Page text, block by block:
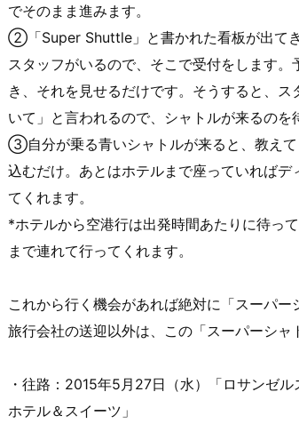
でそのまま進みます。
②「Super Shuttle」と書かれた看板が出て
スタッフがいるので、そこで受付をします
き、それを見せるだけです。そうすると、
いて」と言われるので、シャトルが来るのを
③自分が乗る青いシャトルが来ると、教えて
込むだけ。あとはホテルまで座っていれば
てくれます。
*ホテルから空港行は出発時間あたりに待っ
まで連れて行ってくれます。
これから行く機会があれば絶対に「スーパー
旅行会社の送迎以外は、この「スーパーシャ
・往路：2015年5月27日（水）「ロサンゼ
ホテル＆スイーツ」